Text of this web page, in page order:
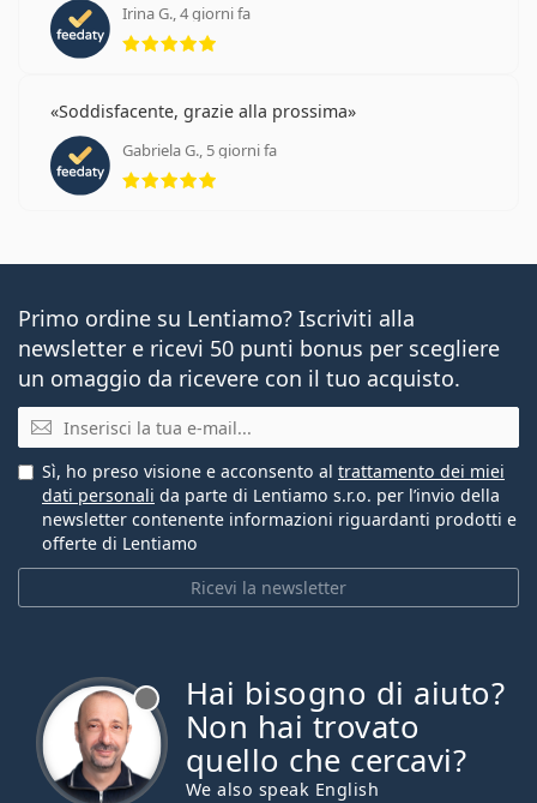
Irina G., 4 giorni fa
Soddisfacente, grazie alla prossima
Gabriela G., 5 giorni fa
valutazione 5 di 5
Primo ordine su Lentiamo? Iscriviti alla
newsletter e ricevi 50 punti bonus per scegliere
un omaggio da ricevere con il tuo acquisto.
E-mail
Ricevi la newsletter
Sì, ho preso visione e acconsento al trattamento dei miei
dati personali da parte di Lentiamo s.r.o. per l’invio della
newsletter contenente informazioni riguardanti prodotti e
offerte di Lentiamo
Hai bisogno di aiuto?
Non hai trovato
quello che cercavi?
We also speak English